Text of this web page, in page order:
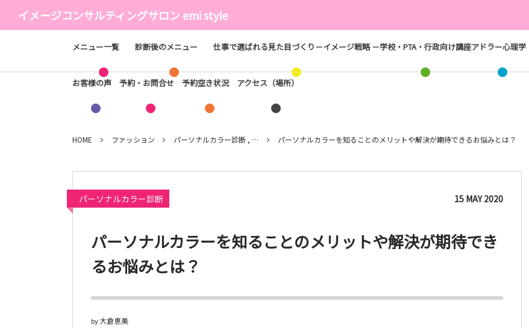
イメージコンサルティングサロン emi style
メニュー一覧 診断後のメニュー 仕事で選ばれる見た目づくり－イメージ戦略 －学校・PTA・行政向け講座アドラー心理学
お客様の声 予約・お問合せ 予約空き状況 アクセス（場所）
HOME ファッション パーソナルカラー診断 , … パーソナルカラーを知ることのメリットや解決が期待できるお悩みとは？
パーソナルカラー診断 15 MAY 2020
パーソナルカラーを知ることのメリットや解決が期待でき
るお悩みとは？
by大倉恵美